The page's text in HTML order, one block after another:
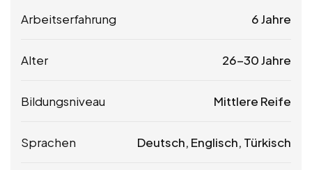
Arbeitserfahrung 6 Jahre
Alter 26-30 Jahre
Bildungsniveau Mittlere Reife
Sprachen Deutsch, Englisch, Türkisch